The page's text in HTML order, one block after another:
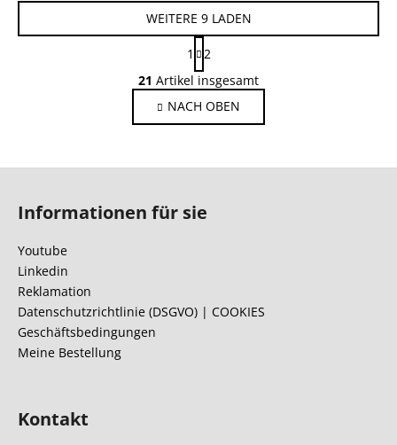
S
t
e
u
r
l
e
t
e
WEITERE 9 LADEN
P
a
g
i
n
i
g
1
2
21 Artikel insgesamt
NACH OBEN
Informationen für sie
Youtube
Linkedin
Reklamation
Datenschutzrichtlinie (DSGVO) | COOKIES
Geschäftsbedingungen
Meine Bestellung
Kontakt